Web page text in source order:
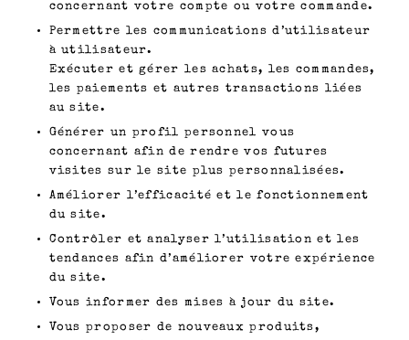
concernant votre compte ou votre commande.
Permettre les communications d’utilisateur
à utilisateur.
Exécuter et gérer les achats, les commandes,
les paiements et autres transactions liées
au site.
Générer un profil personnel vous
concernant afin de rendre vos futures
visites sur le site plus personnalisées.
Améliorer l’efficacité et le fonctionnement
du site.
Contrôler et analyser l’utilisation et les
tendances afin d’améliorer votre expérience
du site.
Vous informer des mises à jour du site.
Vous proposer de nouveaux produits,